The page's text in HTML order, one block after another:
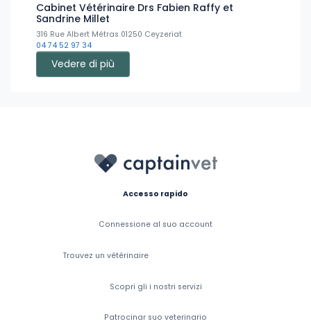
Cabinet Vétérinaire Drs Fabien Raffy et
Sandrine Millet
316 Rue Albert Métras 01250 Ceyzeriat
04 74 52 97 34
Vedere di più
Accesso rapido
Connessione al suo account
Trouvez un vétérinaire
Scopri gli i nostri servizi
Patrocinar suo veterinario